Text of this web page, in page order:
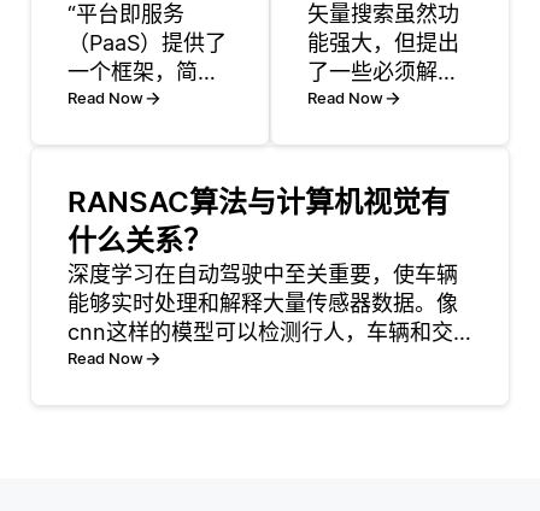
“平台即服务
（PaaS）提供了
一个框架，简化
了无服务器函数
专注于编写代码
而无需担心基础
设施。无服务器
函数是事件驱动
的，意味着它们
基于触发器（如
HTTP 请求、文
Read Now
矢量搜索虽然功
能强大，但提出
了一些必须解决
的挑战，以确保
高维数据。随着
维数的增加，计
升，导致潜在的
性能瓶颈。这通
常被称为 “维度
Read Now
RANSAC算法与计算机视觉有
什么关系？
深度学习在自动驾驶中至关重要，使车辆
能够实时处理和解释大量传感器数据。像
cnn这样的模型可以检测行人，车辆和交
通标志等对象，而rnn则分析时间数据以进
Read Now